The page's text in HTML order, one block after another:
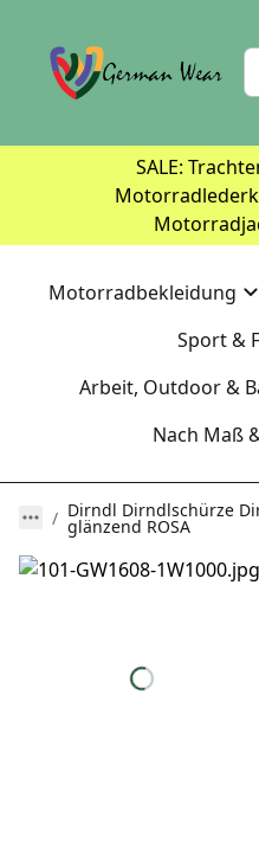
SALE:
Motorradbekleidung
Sport &
Arbeit, Outdoor &
Nach Maß
Dirndl Dirndlschürze
glänzend ROSA